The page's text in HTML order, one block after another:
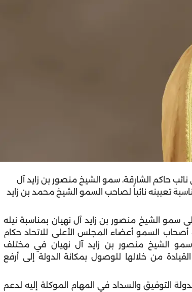
حاكم الشارقة، سمو الشيخ منصور بن زايد آل
تعيينه نائباً لصاحب السمو الشيخ محمد بن زايد
سمو الشيخ منصور بن زايد آل نهيان بمناسبة نيله
السمو أعضاء المجلس الأعلى للاتحاد حكام
سمو الشيخ منصور بن زايد آل نهيان في مختلف
من خلالها للوصول بمكانة الدولة إلى أرفع
التوفيق والسداد في المهام الموكلة إليه لدعم